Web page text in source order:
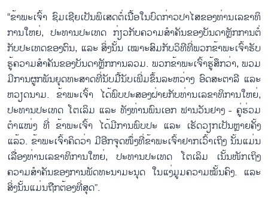
“ຂ້າ​ພະ​ເຈົ້າ ຊົມ​ເຊີຍ​ເປັນ​ພິ​ເສດ​ຕໍ່​ເນື້ອ​ໃນ​ບົດ​ກ່າວປາ​ໄສ​ຂອງ​ທ່ານ​ເລ​ຂາ​ທິ​
ການ​ໃຫຍ່, ປະ​ທານ​ປະ​ເທດ ກ່ຽວ​ກັບ​ຄວາມ​ສຳ​ຄັນ​ຂອງ​ບັນ​ດາຫຼັກ​ການ​ຕໍ່​
ກັບ​ປະ​ເທດ​ຂອງ​ຕົນ, ແລະ ສິ່ງ​ນັ້ນ ເໝາະ​ສົມ​ກັບ​ວິ​ທີ​ທີ່​ພວກ​ຂ້າ​ພະ​ເຈົ້າ​ຮັບ​
ຮູ້​ຄວາມ​ສຳ​ຄັນ​ຂອງ​ບັນ​ດາຫຼັກ​ການ​ລວມ. ພວກ​ຂ້າ​ພະ​ເຈົ້າ​ຮູ້​ສຶກວ່າ, ພວມ​
ມີ​ການ​ຜູກ​ພັນ​ຍຸດ​ທະ​ສາດ​ທີ່​ນັບ​ມື້​ນັບ​ເພີ່ມ​ຂຶ້ນ​ລະ​ຫວ່າງ ອົ​ດ​ສະ​ຕາ​ລີ ແລະ
ຫວຽດ​ນາມ. ຂ້າ​ພະ​ເຈົ້າ ໄດ້​ພົບ​ປະ​ສອງ​ຝ່າຍ​ກັບ​ທ່ານ​ເລ​ຂາ​ທິ​ການ​ໃຫຍ່,
ປະ​ທາ​ນ​ປະ​ເທດ ໂຕ​ເລິມ ແລະ ທັງ​ທ່ານ​ພົນ​ເອກ ຟານ​ວັນ​ຢາງ - ຄູ່​ຮ່ວມ​
ຕຳ​ແໜ່ງ ​ທີ່ ຂ້າ​ພະ​ເຈົ້າ ໄດ້​ມີ​ການ​ພົບ​ປະ ແລະ ເຮັດ​ວຽກ​ເປັນຫຼາຍ​ຄັ້ງ​
ແລ້ວ. ຂ້າ​ພະ​ເຈົ້າ​ຄິດ​ວ​່າ ມີ​ອີກ​ຈຸດ​ໜຶ່ງ​ທີ່​ຂ້າ​ພະ​ເຈົ້າ​ຢາກ​ເວົ້າ​ເຖິງ ນັ້ນ​ແມ່ນ​
ເລື່ອງ​ທ່ານ​ເລ​ຂາ​ທິ​ການ​ໃຫຍ່, ປະ​ທານ​ປະ​ເທດ ໂຕ​ເລິມ ເນັ້ນ​ໜັກ​ເຖິງ​
ຄວາມ​ສຳ​ຄັນ​ຂອງ​ການ​ພັດ​ທະ​ນາ​ມະ​ນຸດ ໃນ​ແງ່​ມູມ​ຄວາມ​ໝັ້ນ​ຄົງ. ແລະ
ສິ່ງ​ນັ້ນ​ແມ່ນ​ຖືກ​ຕ້ອງ​ທີ່​ສຸດ”.